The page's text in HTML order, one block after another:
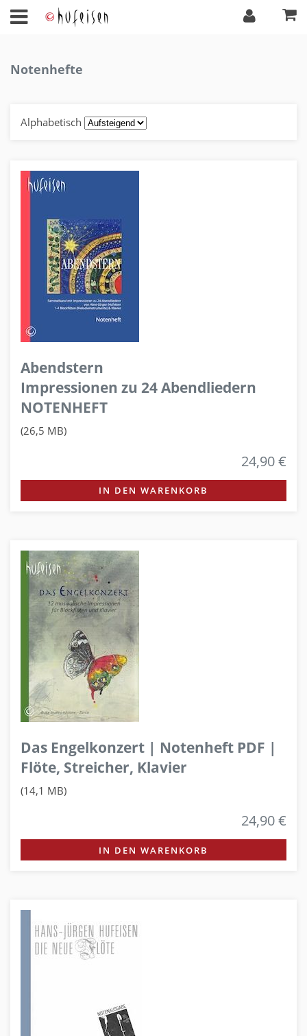
Notenhefte
Alphabetisch
Abendstern
Impressionen zu 24 Abendliedern
NOTENHEFT
(26,5 MB)
24,90 €
IN DEN WARENKORB
Das Engelkonzert | Notenheft PDF |
Flöte, Streicher, Klavier
(14,1 MB)
24,90 €
IN DEN WARENKORB